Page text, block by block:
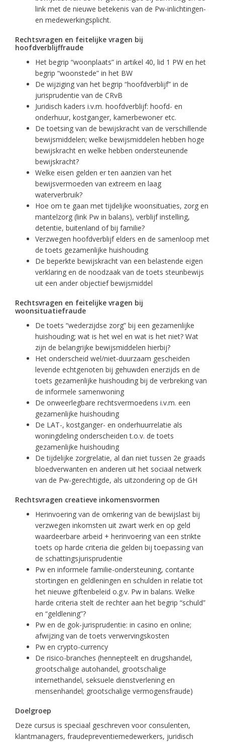
link met de nieuwe betekenis van de Pw-inlichtingen-
en medewerkingsplicht.
Rechtsvragen en feitelijke vragen bij
hoofdverblijffraude
Het begrip “woonplaats” in artikel 40, lid 1 PW en het
begrip “woonstede” in het BW
De wijziging van het begrip “hoofdverblijf” in de
jurisprudentie van de CRvB
Juridisch kaders i.v.m. hoofdverblijf: hoofd- en
onderhuur, kostganger, kamerbewoner etc.
De toetsing van de bewijskracht van de verschillende
bewijsmiddelen; welke bewijsmiddelen hebben hoge
bewijskracht en welke hebben ondersteunende
bewijskracht?
Welke eisen gelden er ten aanzien van het
bewijsvermoeden van extreem en laag
waterverbruik?
Hoe om te gaan met tijdelijke woonsituaties, zorg en
mantelzorg (link Pw in balans), verblijf instelling,
detentie, buitenland of bij familie?
Verzwegen hoofdverblijf elders en de samenloop met
de toets gezamenlijke huishouding
De beperkte bewijskracht van een belastende eigen
verklaring en de noodzaak van de toets steunbewijs
uit een ander objectief bewijsmiddel
Rechtsvragen en feitelijke vragen bij
woonsituatiefraude
De toets “wederzijdse zorg” bij een gezamenlijke
huishouding; wat is het wel en wat is het niet? Wat
zijn de belangrijke bewijsmiddelen hierbij?
Het onderscheid wel/niet-duurzaam gescheiden
levende echtgenoten bij gehuwden enerzijds en de
toets gezamenlijke huishouding bij de verbreking van
de informele samenwoning
De onweerlegbare rechtsvermoedens i.v.m. een
gezamenlijke huishouding
De LAT-, kostganger- en onderhuurrelatie als
woningdeling onderscheiden t.o.v. de toets
gezamenlijke huishouding
De tijdelijke zorgrelatie, al dan niet tussen 2e graads
bloedverwanten en anderen uit het sociaal netwerk
van de Pw-gerechtigde, als uitzondering op de GH
Rechtsvragen creatieve inkomensvormen
Herinvoering van de omkering van de bewijslast bij
verzwegen inkomsten uit zwart werk en op geld
waardeerbare arbeid + herinvoering van een strikte
toets op harde criteria die gelden bij toepassing van
de schattingsjurisprudentie
Pw en informele familie-ondersteuning, contante
stortingen en geldleningen en schulden in relatie tot
het nieuwe giftenbeleid o.g.v. Pw in balans. Welke
harde criteria stelt de rechter aan het begrip “schuld”
en “geldlening”?
Pw en de gok-jurisprudentie: in casino en online;
afwijzing van de toets verwervingskosten
Pw en crypto-currency
De risico-branches (hennepteelt en drugshandel,
grootschalige autohandel, grootschalige
internethandel, seksuele dienstverlening en
mensenhandel; grootschalige vermogensfraude)
Doelgroep
Deze cursus is speciaal geschreven voor consulenten,
klantmanagers, fraudepreventiemedewerkers, juridisch